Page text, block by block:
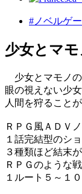
#ノベルゲ
少女とマ
少女とマモノの
眼の視えない少
人間を狩ること
ＲＰＧ風ＡＤＶノ
１話完結型のシ
３種類ほど結末
ＲＰＧのような
１ルート５～１